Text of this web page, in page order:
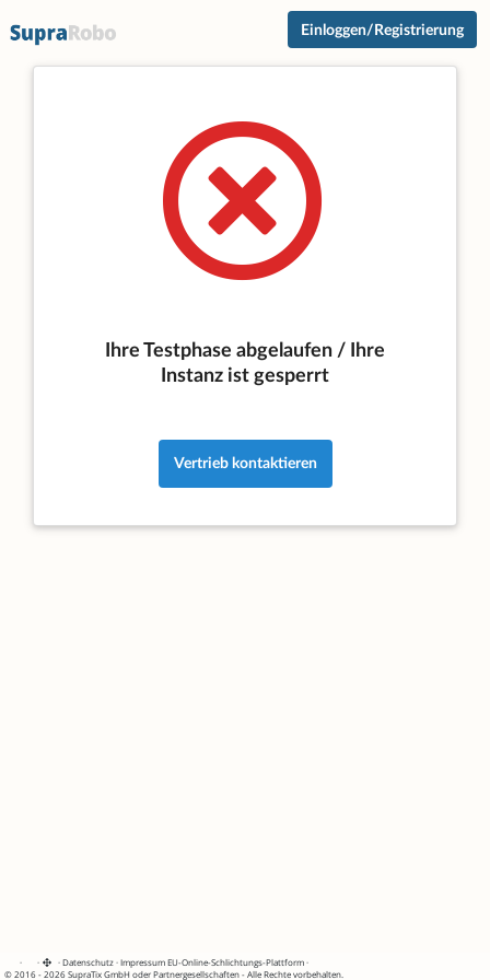
Einloggen/Registrierung
Ihre Testphase abgelaufen / Ihre
Instanz ist gesperrt
Vertrieb kontaktieren
· · ·Datenschutz·Impressum EU-Online-Schlichtungs-Plattform·
© 2016 - 2026 SupraTix GmbH oder Partnergesellschaften - Alle Rechte vorbehalten.